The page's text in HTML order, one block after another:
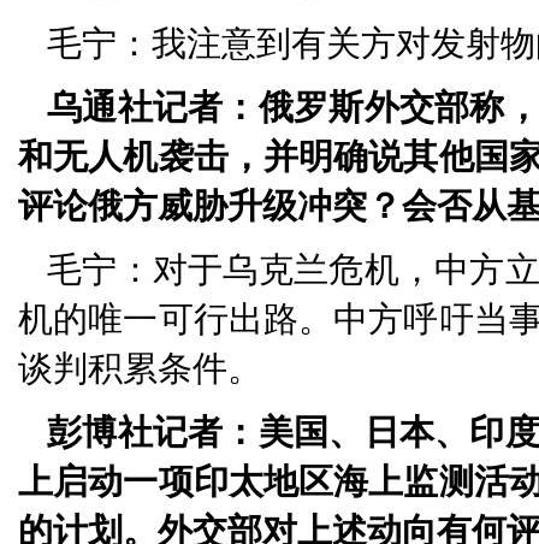
毛宁：我注意到有关方对发射
乌通社记者：俄罗斯外交部称
和无人机袭击，并明确说其他国
评论俄方威胁升级冲突？会否从
毛宁：对于乌克兰危机，中方
机的唯一可行出路。中方呼吁当
谈判积累条件。
彭博社记者：美国、日本、印
上启动一项印太地区海上监测活
的计划。外交部对上述动向有何